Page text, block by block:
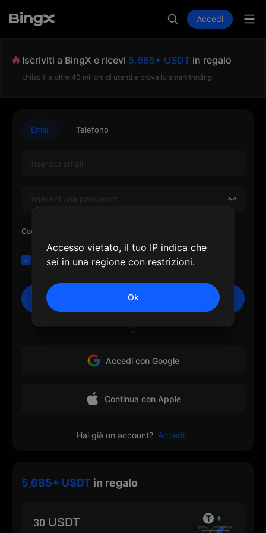
Accedi
Iscriviti a BingX e ricevi 5,685+ USDT in regalo
Unisciti a oltre 40 milioni di utenti e prova lo smart trading
5,685+ USDT in regalo
30 USDT
Email Telefono
Codice di invito o UID del referente (facoltativo)
Ho letto e accetto l' Accordo con il cliente
e
Informativa sulla privacy
Iscriviti
O
Accedi con Google
Continua con Apple
Hai già un account? Accedi
Accesso vietato, il tuo IP indica che
sei in una regione con restrizioni.
Ok